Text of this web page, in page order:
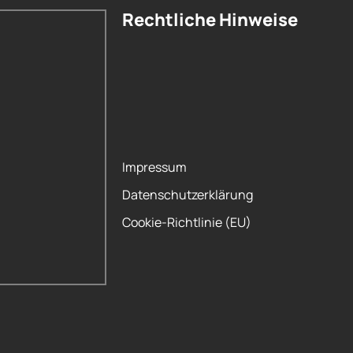
Rechtliche Hinweise
Impressum
Datenschutzerklärung
Cookie-Richtlinie (EU)